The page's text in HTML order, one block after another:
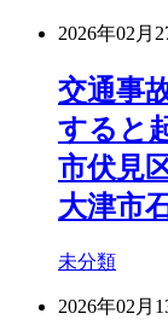
2026年02月
交通事
すると
市伏見
大津市
未分類
2026年02月